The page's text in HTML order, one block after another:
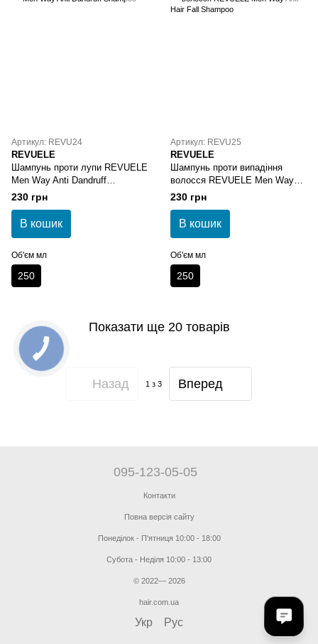
Артикул: REVU24
REVUELE
Шампунь проти лупи REVUELE
Men Way Anti Dandruff
Shampoo
230 грн
В кошик
Об'єм мл
250
Артикул: REVU25
REVUELE
Шампунь проти випадіння
волосся REVUELE Men Way
Anti Hair Fall Shampoo
230 грн
В кошик
Об'єм мл
250
Показати ще 20 товарів
Назад 1 з 3 Вперед
095-123-05-05
Контакти
Повна версія сайту
Понеділок - П'ятниця 10:00 - 18:00
Субота - Неділя 10:00 - 13:00
© 2022— 2026
hair.com.ua
Укр Рус